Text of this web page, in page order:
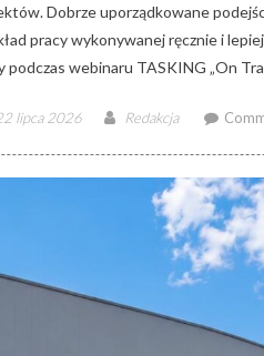
Dobrze uporządkowane
pracy wykonywanej ręcznie i
podczas webinaru TASKING „On
lipca 2026 Author
Redakcja